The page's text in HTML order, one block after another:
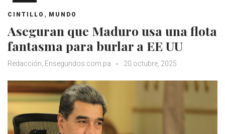
CINTILLO , MUNDO
Aseguran que Maduro usa una flota
fantasma para burlar a EE UU
Redacción, Ensegundos.com.pa 20 octubre, 2025